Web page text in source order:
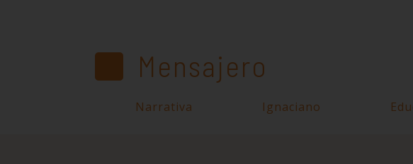
Mensajero
Narrativa Ignaciano